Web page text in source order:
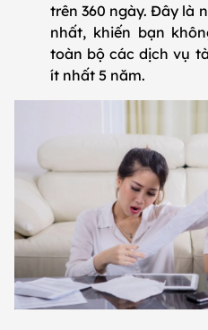
trên 360 ngày. Đây là
nhất, khiến bạn
toàn bộ các dịch vụ
ít nhất 5 năm.